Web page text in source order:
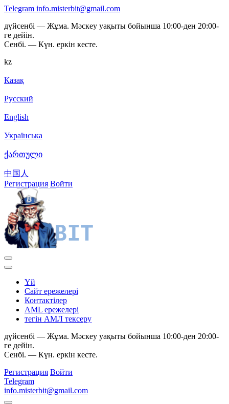
Telegram info.misterbit@gmail.com
дүйсенбі — Жұма. Мәскеу уақыты бойынша 10:00-ден 20:00-
ге дейін.
Сенбі. — Күн. еркін кесте.
kz
Казақ
Русский
English
Українська
ქართული
中国人
Регистрация Войти
Yй
Сайт ережелері
Контактілер
AML ережелері
тегін АМЛ тексеру
дүйсенбі — Жұма. Мәскеу уақыты бойынша 10:00-ден 20:00-
ге дейін.
Сенбі. — Күн. еркін кесте.
Регистрация Войти
Telegram
info.misterbit@gmail.com